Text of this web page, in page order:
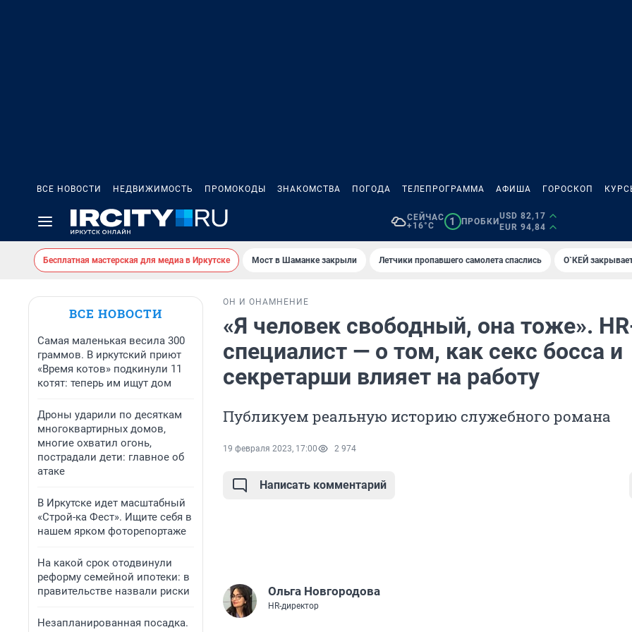
ВСЕ НОВОСТИ НЕДВИЖИМОСТЬ ПРОМОКОДЫ ЗНАКОМСТВА ПОГОДА ТЕЛЕПРОГРАММА АФИША ГОРОСКОП
СЕЙЧАС
+16°C
1 ПРОБКИ
USD 82,17
EUR 94,84
Бесплатная мастерская для медиа в Иркутске Мост в Шаманке закрыли Летчики пропавшего самолета спаслись О`КЕЙ
ВСЕ НОВОСТИ
Самая маленькая весила 300
граммов. В иркутский приют
«Время котов» подкинули 11
котят: теперь им ищут дом
Дроны ударили по десяткам
многоквартирных домов,
многие охватил огонь,
пострадали дети: главное об
атаке
В Иркутске идет масштабный
«Строй-ка Фест». Ищите себя в
нашем ярком фоторепортаже
На какой срок отодвинули
реформу семейной ипотеки: в
правительстве назвали риски
Незапланированная посадка.
ОН И ОНА МНЕНИЕ
«Я человек свободный, она тоже».
специалист — о том, как секс босса и
секретарши влияет на работу
Публикуем реальную историю служебного романа
19 февраля 2023, 17:00 2 974
Написать комментарий
Ольга Новгородова
HR-директор